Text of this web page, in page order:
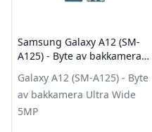
Samsung Galaxy A12 (SM-
A125) - Byte av bakkamera
Galaxy A12 (SM-A125) - Byte
av bakkamera Ultra Wide
5MP